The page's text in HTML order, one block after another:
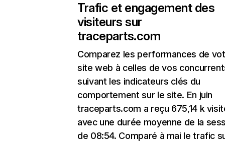
Trafic et engagement des
visiteurs sur
traceparts.com
Comparez les performances de
site web à celles de vos
suivant les indicateurs clés du
comportement sur le site. En juin
traceparts.com a reçu 675,14 k
avec une durée moyenne de la
de 08:54. Comparé à mai le trafic